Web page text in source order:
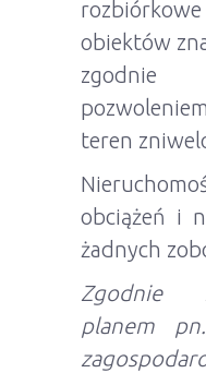
obiektów
teren
obciążeń i
żadnych
Zgodnie
planem